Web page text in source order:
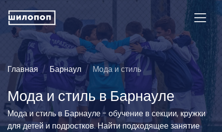
Главная Барнаул Мода и стиль
Мода и стиль в Барнауле
Мода и стиль в Барнауле - обучение в секции, кружки
для детей и подростков. Найти подходящее занятие